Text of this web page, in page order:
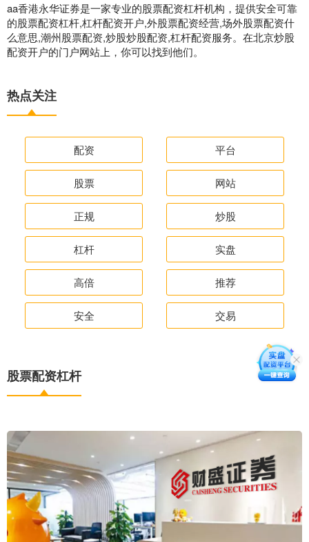
aa香港永华证券是一家专业的股票配资杠杆机构，提供安全可靠
的股票配资杠杆,杠杆配资开户,外股票配资经营,场外股票配资什
么意思,潮州股票配资,炒股炒股配资,杠杆配资服务。在北京炒股
配资开户的门户网站上，你可以找到他们。
热点关注
配资 平台
股票 网站
正规 炒股
杠杆 实盘
高倍 推荐
安全 交易
股票配资杠杆